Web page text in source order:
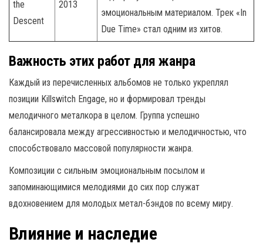
the
Descent
2013
эмоциональным материалом. Трек «In
Due Time» стал одним из хитов.
Важность этих работ для жанра
Каждый из перечисленных альбомов не только укреплял
позиции Killswitch Engage, но и формировал тренды
мелодичного металкора в целом. Группа успешно
балансировала между агрессивностью и мелодичностью, что
способствовало массовой популярности жанра.
Композиции с сильным эмоциональным посылом и
запоминающимися мелодиями до сих пор служат
вдохновением для молодых метал-бэндов по всему миру.
Влияние и наследие